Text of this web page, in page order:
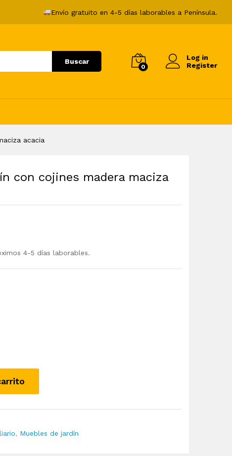
Envío gratuito en 4-5 días laborables a Península.
Buscar
0
Log in
Register
acacia
con cojines madera maciza
4-5 días laborables.
, Muebles de jardín
148,99€ Añadir al carrito